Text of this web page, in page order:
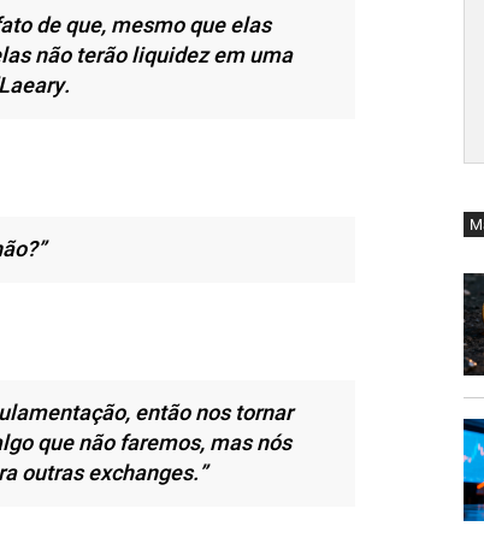
de que, mesmo que elas
não terão liquidez em uma
então nos tornar
que não faremos, mas nós
outras exchanges.”